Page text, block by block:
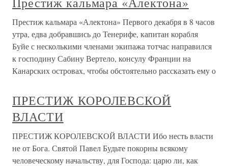
Престиж кальмара «Алектона» Первого декабря в 8 часов
утра, едва добравшись до Тенерифе, капитан корабля
Буйе с несколькими членами экипажа тотчас направился
к господину Сабину Вертело, консулу Франции на
Канарских островах, чтобы обстоятельно рассказать ему о
ПРЕСТИЖ КОРОЛЕВСКОЙ
ВЛАСТИ
ПРЕСТИЖ КОРОЛЕВСКОЙ ВЛАСТИ Ибо несть власти
не от Бога. Святой Павел Будьте покорны всякому
человеческому начальству, для Господа: царю ли, как